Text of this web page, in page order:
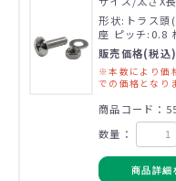
形状:トラス頭
座 ピッチ:0.8
販売価格(税
※本数により価
での価格となり
商品コード：
数量：
商品詳細